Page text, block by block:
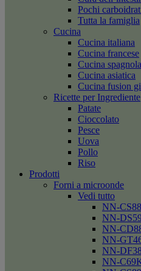
Pochi
Tutta la famiglia
Cucina
Cucina italiana
Cucina francese
Cucina spagnola
Cucina asiatica
Cucina fusion
Ricette per Ingrediente
Patate
Cioccolato
Pesce
Uova
Pollo
Riso
Prodotti
Forni a microonde
Vedi tutto
NN-CS88
NN-
NN-
NN-
NN-
NN-